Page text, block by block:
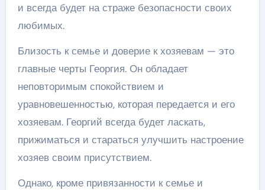
и всегда будет на страже безопасности своих
любимых.
Близость к семье и доверие к хозяевам — это
главные черты Георгия. Он обладает
неповторимым спокойствием и
уравновешенностью, которая передается и его
хозяевам. Георгий всегда будет ласкать,
прижиматься и стараться улучшить настроение
хозяев своим присутствием.
Однако, кроме привязанности к семье и